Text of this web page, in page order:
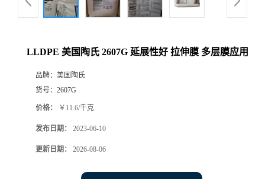
LLDPE 美国陶氏 2607G 延展性好 拉伸膜 多层膜应用
品牌： 美国陶氏
货号： 2607G
价格： ￥11.6/千克
发布日期： 2023-06-10
更新日期： 2026-08-06